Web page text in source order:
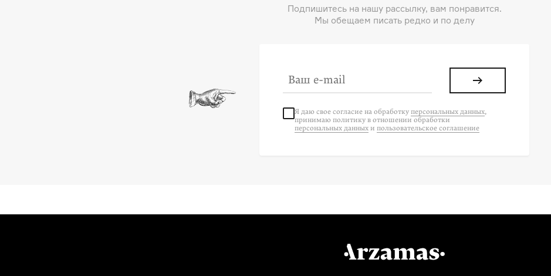
Подпишитесь на нашу рассылку, вам понравится.
Мы обещаем писать редко и по делу
Я даю свое согласие на обработку персональных данных,
принимаю политику в отношении обработки
персональных данных и пользовательское соглашение